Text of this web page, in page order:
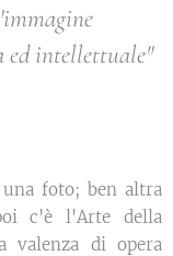
ed intellettuale"
foto; ben altra
c'è l'Arte della
valenza di opera